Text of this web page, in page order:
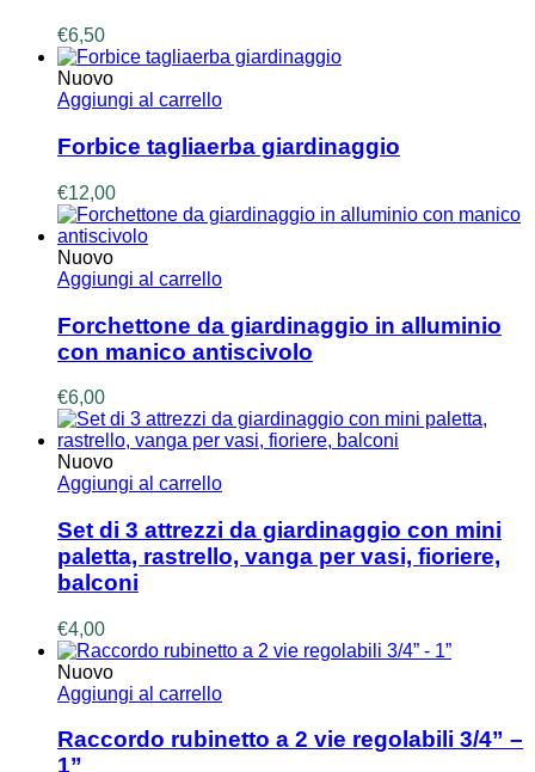
€6,50
Nuovo
Aggiungi al carrello
Forbice tagliaerba giardinaggio
€12,00
Nuovo
Aggiungi al carrello
Forchettone da giardinaggio in alluminio
con manico antiscivolo
€6,00
Nuovo
Aggiungi al carrello
Set di 3 attrezzi da giardinaggio con mini
paletta, rastrello, vanga per vasi, fioriere,
balconi
€4,00
Nuovo
Aggiungi al carrello
Raccordo rubinetto a 2 vie regolabili 3/4” –
1”